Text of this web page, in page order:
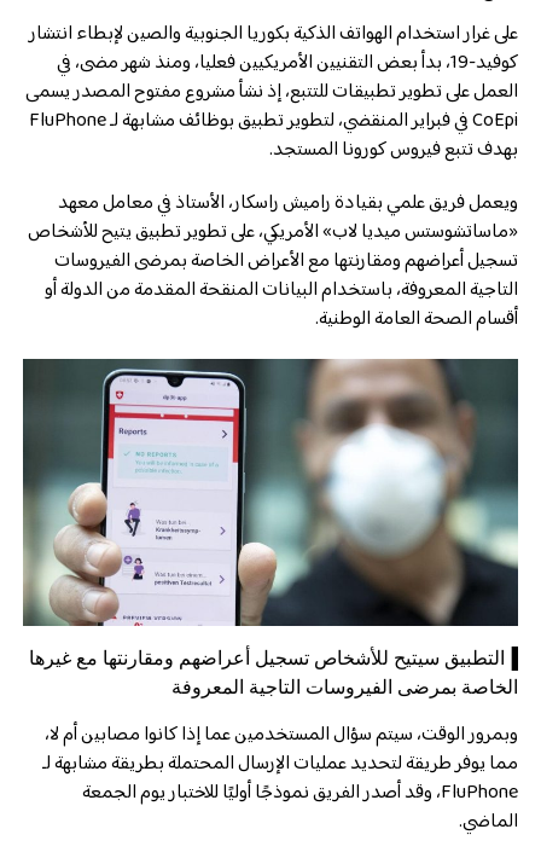
على غرار استخدام الهواتف الذكية بكوريا الجنوبية والصين لإبطاء انتشار
كوفيد-19، بدأ بعض التقنيين الأمريكيين فعليا، ومنذ شهر مضى، في
العمل على تطوير تطبيقات للتتبع، إذ نشأ مشروع مفتوح المصدر يسمى
CoEpi في فبراير المنقضي، لتطوير تطبيق بوظائف مشابهة لـ FluPhone
بهدف تتبع فيروس كورونا المستجد.
ويعمل فريق علمي بقيادة راميش راسكار، الأستاذ في معامل معهد
«ماساتشوستس ميديا لاب» الأمريكي، على تطوير تطبيق يتيح للأشخاص
تسجيل أعراضهم ومقارنتها مع الأعراض الخاصة بمرضى الفيروسات
التاجية المعروفة، باستخدام البيانات المنقحة المقدمة من الدولة أو
أقسام الصحة العامة الوطنية.
▐التطبيق سيتيح للأشخاص تسجيل أعراضهم ومقارنتها مع غيرها
الخاصة بمرضى الفيروسات التاجية المعروفة
وبمرور الوقت، سيتم سؤال المستخدمين عما إذا كانوا مصابين أم لا،
مما يوفر طريقة لتحديد عمليات الإرسال المحتملة بطريقة مشابهة لـ
FluPhone، وقد أصدر الفريق نموذجًا أوليًا للاختبار يوم الجمعة
الماضي.